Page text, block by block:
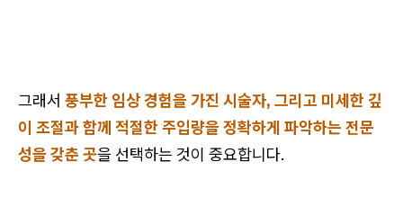
그래서 풍부한 임상 경험을 가진 시술자, 그리고 미세한 깊
이 조절과 함께 적절한 주입량을 정확하게 파악하는 전문
성을 갖춘 곳을 선택하는 것이 중요합니다.